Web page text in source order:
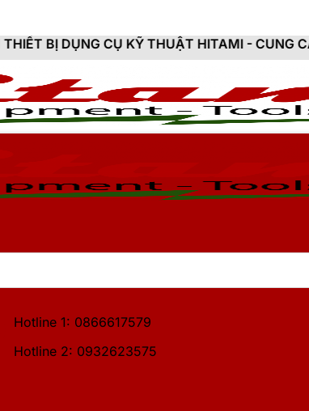
CỤ KỸ THUẬT HITAMI - CUNG CẤP SẢN
Hotline 1: 0866617579
Hotline 2: 0932623575